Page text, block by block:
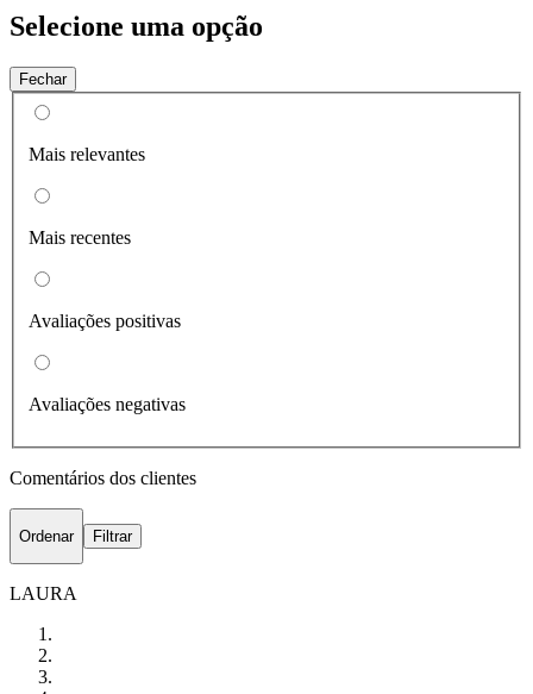
Selecione uma opção
Fechar
Mais relevantes
Mais recentes
Avaliações positivas
Avaliações negativas
Comentários dos clientes
Ordenar Filtrar
LAURA